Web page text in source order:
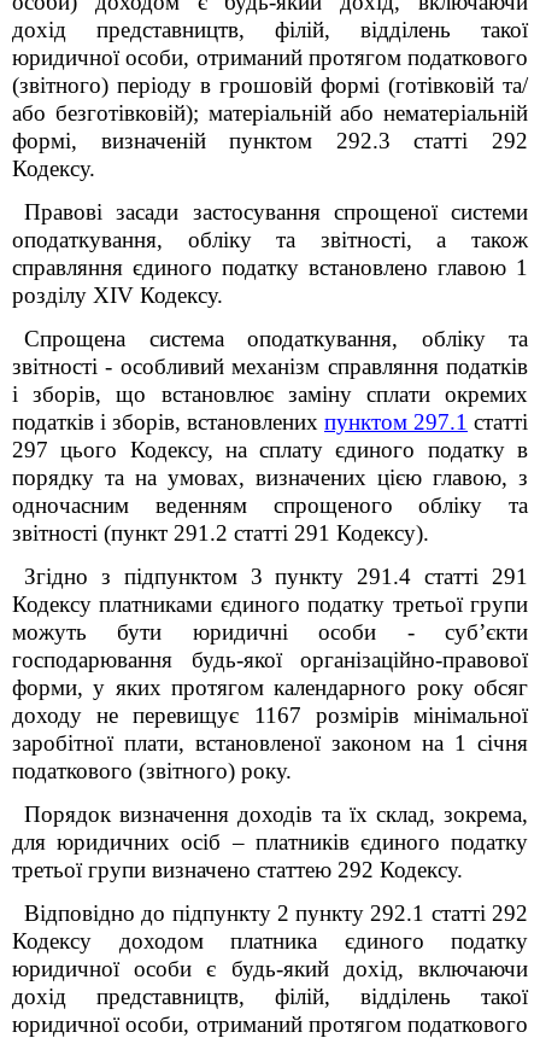
дохід представництв, філій, відділень такої
юридичної особи, отриманий протягом податкового
(звітного) періоду в грошовій формі (готівковій та/
або безготівковій); матеріальній або нематеріальній
формі, визначеній пунктом 292.3 статті 292
Кодексу.
Правові засади застосування спрощеної системи
оподаткування, обліку та звітності, а також
справляння єдиного податку встановлено главою 1
розділу XIV Кодексу.
Спрощена система оподаткування, обліку та
звітності - особливий механізм справляння податків
і зборів, що встановлює заміну сплати окремих
податків і зборів, встановлених пунктом 297.1 статті
297 цього Кодексу, на сплату єдиного податку в
порядку та на умовах, визначених цією главою, з
одночасним веденням спрощеного обліку та
звітності (пункт 291.2 статті 291 Кодексу).
Згідно з підпунктом 3 пункту 291.4 статті 291
Кодексу платниками єдиного податку третьої групи
можуть бути юридичні особи - суб’єкти
господарювання будь-якої організаційно-правової
форми, у яких протягом календарного року обсяг
доходу не перевищує 1167 розмірів мінімальної
заробітної плати, встановленої законом на 1 січня
податкового (звітного) року.
Порядок визначення доходів та їх склад, зокрема,
для юридичних осіб – платників єдиного податку
третьої групи визначено статтею 292 Кодексу.
Відповідно до підпункту 2 пункту 292.1 статті 292
Кодексу доходом платника єдиного податку
юридичної особи є будь-який дохід, включаючи
дохід представництв, філій, відділень такої
юридичної особи, отриманий протягом податкового